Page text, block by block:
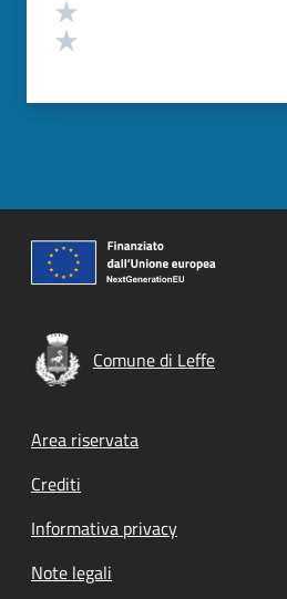
Comune di Leffe
Footer menu
Area riservata
Crediti
Informativa privacy
Note legali